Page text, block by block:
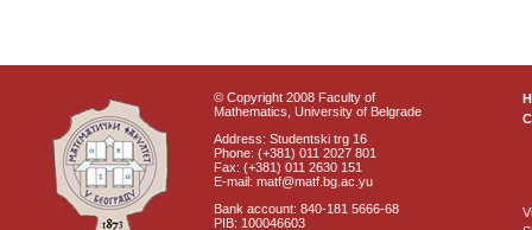
© Copyright 2008 Faculty of
Mathematics, University of Belgrade
Address: Studentski trg 16
Phone: (+381) 011 2027 801
Fax: (+381) 011 2630 151
E-mail: matf@matf.bg.ac.yu
Bank account: 840-181 5666-68
PIB: 100046603